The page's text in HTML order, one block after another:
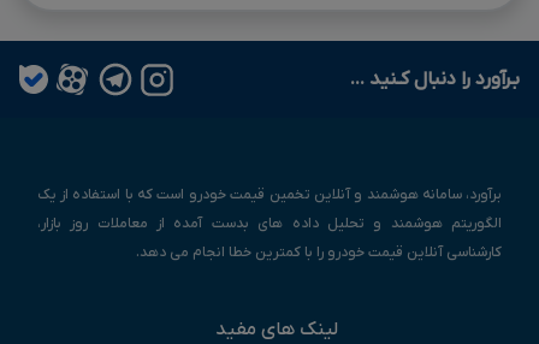
بـرآورد را دنبال کـنید ...
برآورد، سامانه هوشمند و آنلاین تخمین قیمت خودرو است که با استفاده از یک
الگوریتم هوشمند و تحلیل داده های بدست آمده از معاملات روز بازار،
کارشناسی آنلاین قیمت خودرو را با کمترین خطا انجام می دهد.
لینک های مفید